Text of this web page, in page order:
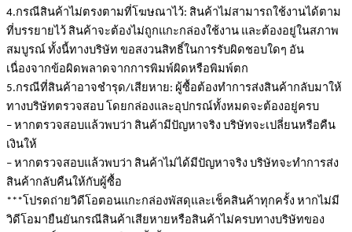
4.กรณีสินค้าไม่ตรงตามที่โฆษณาไว้: สินค้าไม่สามารถใช้งานได้ตาม
ที่บรรยายไว้ สินค้าจะต้องไม่ถูกแกะกล่องใช้งาน และต้องอยู่ในสภาพ
สมบูรณ์ ทั้งนี้ทางบริษัท ขอสงวนสิทธิ์ในการรับผิดชอบใดๆ อัน
เนื่องจากข้อผิดพลาดจากการพิมพ์ผิดหรือพิมพ์ตก
5.กรณีที่สินค้าอาจชำรุด/เสียหาย: ผู้ซื้อต้องทำการส่งสินค้ากลับมาให้
ทางบริษัทตรวจสอบ โดยกล่องและอุปกรณ์ทั้งหมดจะต้องอยู่ครบ
– หากตรวจสอบแล้วพบว่า สินค้ามีปัญหาจริง บริษัทจะเปลี่ยนหรือคืน
เงินให้
– หากตรวจสอบแล้วพบว่า สินค้าไม่ได้มีปัญหาจริง บริษัทจะทำการส่ง
สินค้ากลับคืนให้กับผู้ซื้อ
***โปรดถ่ายวิดีโอตอนแกะกล่องพัสดุและเช็คสินค้าทุกครั้ง หากไม่มี
วิดีโอมายืนยันกรณีสินค้าเสียหายหรือสินค้าไม่ครบทางบริษัทของ